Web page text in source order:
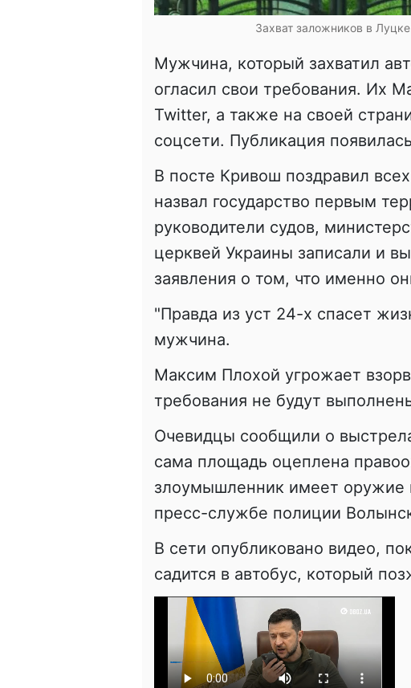
Захват заложников в
Мужчина, который захватил
огласил свои требования. Их
Twitter, а также на своей
соцсети. Публикация
В посте Кривош поздравил
назвал государство первым
руководители судов,
церквей Украины записали и
заявления о том, что именно
"Правда из уст 24-х спасет
мужчина.
Максим Плохой угрожает
требования не будут
Очевидцы сообщили о
сама площадь оцеплена
злоумышленник имеет оружие
пресс-службе полиции
В сети опубликовано видео,
садится в автобус, который